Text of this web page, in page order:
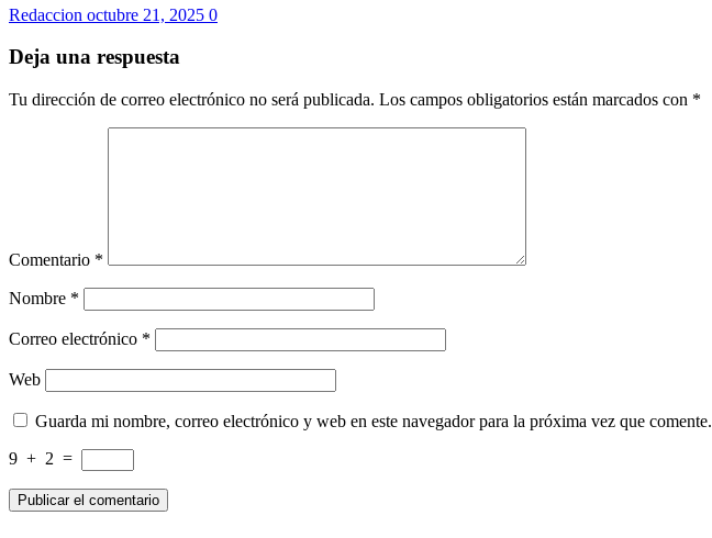
Redaccion octubre 21, 2025 0
Deja una respuesta
Tu dirección de correo electrónico no será publicada. Los campos obligatorios están marcados con *
Comentario *
Nombre *
Correo electrónico *
Web
Guarda mi nombre, correo electrónico y web en este navegador para la próxima vez que comente.
9 + 2 =